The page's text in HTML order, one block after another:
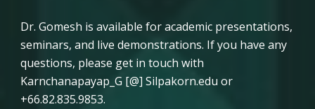
Dr. Gomesh is available for academic presentations,
seminars, and live demonstrations. If you have any
questions, please get in touch with
Karnchanapayap_G [@] Silpakorn.edu or
+66.82.835.9853.